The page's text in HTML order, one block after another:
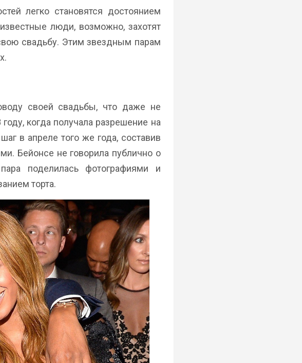
легко становятся достоянием
люди, возможно, захотят
свадьбу. Этим звездным парам
своей свадьбы, что даже не
когда получала разрешение на
в апреле того же года, составив
Бейонсе не говорила публично о
поделилась фотографиями и
торта.